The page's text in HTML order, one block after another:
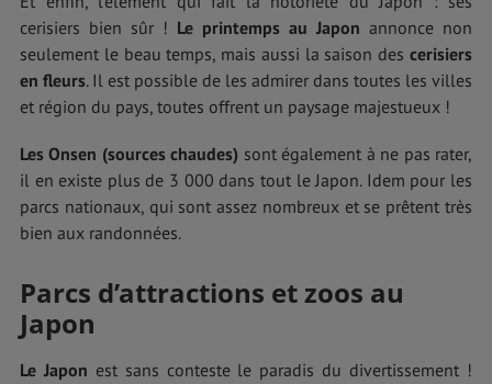
cerisiers bien sûr ! Le printemps au Japon annonce non
seulement le beau temps, mais aussi la saison des cerisiers
en fleurs. Il est possible de les admirer dans toutes les villes
et région du pays, toutes offrent un paysage majestueux !
Les Onsen (sources chaudes) sont également à ne pas rater,
il en existe plus de 3 000 dans tout le Japon. Idem pour les
parcs nationaux, qui sont assez nombreux et se prêtent très
bien aux randonnées.
Parcs d’attractions et zoos au
Japon
Le Japon est sans conteste le paradis du divertissement !